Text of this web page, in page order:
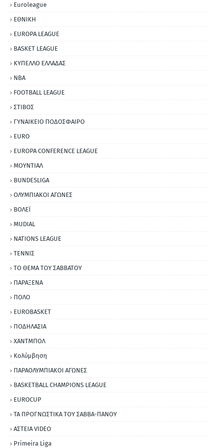
Euroleague
ΕΘΝΙΚΗ
EUROPA LEAGUE
BASKET LEAGUE
ΚΥΠΕΛΛΟ ΕΛΛΑΔΑΣ
NBA
FOOTBALL LEAGUE
ΣΤΙΒΟΣ
ΓΥΝΑΙΚΕΙΟ ΠΟΔΟΣΦΑΙΡΟ
EURO
EUROPA CONFERENCE LEAGUE
ΜΟΥΝΤΙΑΛ
BUNDESLIGA
ΟΛΥΜΠΙΑΚΟΙ ΑΓΩΝΕΣ
ΒΟΛΕΪ
MUDIAL
NATIONS LEAGUE
ΤΕΝΝΙΣ
ΤΟ ΘΕΜΑ ΤΟΥ ΣΑΒΒΑΤΟΥ
ΠΑΡΑΞΕΝΑ
ΠΟΛΟ
EUROBASKET
ΠΟΔΗΛΑΣΙΑ
ΧΑΝΤΜΠΟΛ
Κολύμβηση
ΠΑΡΑΟΛΥΜΠΙΑΚΟΙ ΑΓΩΝΕΣ
BASKETBALL CHAMPIONS LEAGUE
EUROCUP
ΤΑ ΠΡΟΓΝΩΣΤΙΚΑ ΤΟΥ ΣΑΒΒΑ-ΠΑΝΟΥ
ΑΣΤΕΙΑ VIDEO
Primeira Liga